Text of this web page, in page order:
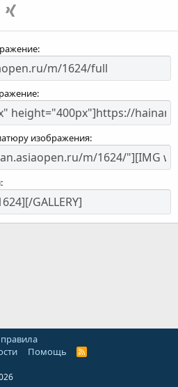
д
Viber
изображения
Помощь
R